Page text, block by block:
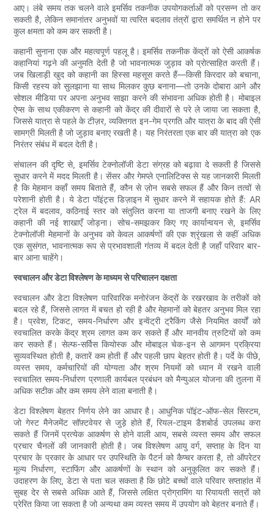
आए। लंबे समय तक चलने वाले इमर्सिव तकनीक उपयोगकर्ताओं को प्रसन्न तो कर
सकती है, लेकिन समानांतर अनुभवों या त्वरित बदलाव तंत्रों द्वारा समर्थित न होने पर
कुल क्षमता को कम कर सकती है।
कहानी सुनाना एक और महत्वपूर्ण पहलू है। इमर्सिव तकनीक केंद्रों को ऐसी आकर्षक
कहानियां गढ़ने की अनुमति देती है जो भावनात्मक जुड़ाव को प्रोत्साहित करती हैं।
जब खिलाड़ी खुद को कहानी का हिस्सा महसूस करते हैं—किसी किरदार को बचाना,
किसी रहस्य को सुलझाना या साथ मिलकर कुछ बनाना—तो उनके दोबारा आने और
सोशल मीडिया पर अपना अनुभव साझा करने की संभावना अधिक होती है। मोबाइल
ऐप्स के साथ एकीकरण से कहानी को केंद्र की दीवारों से परे ले जाया जा सकता है,
जिससे यात्रा से पहले के टीज़र, व्यक्तिगत इन-गेम प्रगति और यात्रा के बाद की ऐसी
सामग्री मिलती है जो जुड़ाव बनाए रखती है। यह निरंतरता एक बार की यात्रा को एक
निरंतर संबंध में बदल देती है।
संचालन की दृष्टि से, इमर्सिव टेक्नोलॉजी डेटा संग्रह को बढ़ावा दे सकती है जिससे
सुधार करने में मदद मिलती है। सेंसर और गेमप्ले एनालिटिक्स से यह जानकारी मिलती
है कि मेहमान कहाँ समय बिताते हैं, कौन से ज़ोन सबसे सफल हैं और किन तत्वों से
परेशानी होती है। ये डेटा पॉइंट्स डिज़ाइन में सुधार करने में सहायक होते हैं: AR
ट्रेल में बदलाव, कठिनाई स्तर को संतुलित करना या ताजगी बनाए रखने के लिए
कहानी की नई शाखाएँ जोड़ना। सोच-समझकर किए गए कार्यान्वयन से, इमर्सिव
टेक्नोलॉजी मेहमानों के अनुभव को केवल आकर्षणों की एक श्रृंखला से कहीं अधिक
एक सुसंगत, भावनात्मक रूप से प्रभावशाली गंतव्य में बदल देती है जहाँ परिवार बार-
बार आना चाहेंगे।
स्वचालन और डेटा विश्लेषण के माध्यम से परिचालन दक्षता
स्वचालन और डेटा विश्लेषण पारिवारिक मनोरंजन केंद्रों के रखरखाव के तरीकों को
बदल रहे हैं, जिससे लागत में बचत हो रही है और मेहमानों को बेहतर अनुभव मिल रहा
है। प्रवेश, टिकट, समय-निर्धारण और इन्वेंट्री ट्रैकिंग जैसे नियमित कार्यों को
स्वचालित करके केंद्र श्रम लागत कम कर सकते हैं और मानवीय त्रुटियों को कम
कर सकते हैं। सेल्फ-सर्विस कियोस्क और मोबाइल चेक-इन से आगमन प्रक्रिया
सुव्यवस्थित होती है, कतारें कम होती हैं और पहली छाप बेहतर होती है। पर्दे के पीछे,
व्यस्त समय, कर्मचारियों की योग्यता और श्रम नियमों को ध्यान में रखने वाली
स्वचालित समय-निर्धारण प्रणाली कार्यबल प्रबंधन को मैन्युअल योजना की तुलना में
अधिक सटीक और कम समय लेने वाला बनाती है।
डेटा विश्लेषण बेहतर निर्णय लेने का आधार है। आधुनिक पॉइंट-ऑफ-सेल सिस्टम,
जो गेस्ट मैनेजमेंट सॉफ़्टवेयर से जुड़े होते हैं, रियल-टाइम डैशबोर्ड उपलब्ध करा
सकते हैं जिनमें प्रत्येक आकर्षण से होने वाली आय, सबसे व्यस्त समय और सफल
प्रचार चैनलों की जानकारी होती है। जब विश्लेषण आयु वर्ग, सप्ताह के दिन या
प्रचार के प्रकार के आधार पर उपस्थिति के पैटर्न को कैप्चर करता है, तो ऑपरेटर
मूल्य निर्धारण, स्टाफिंग और आकर्षणों के स्थान को अनुकूलित कर सकते हैं।
उदाहरण के लिए, डेटा से पता चल सकता है कि छोटे बच्चों वाले परिवार सप्ताहांत में
सुबह देर से सबसे अधिक आते हैं, जिससे लक्षित प्रोग्रामिंग या रियायती सत्रों को
प्रेरित किया जा सकता है जो अन्यथा कम व्यस्त समय में उपयोग को बेहतर बनाते हैं।